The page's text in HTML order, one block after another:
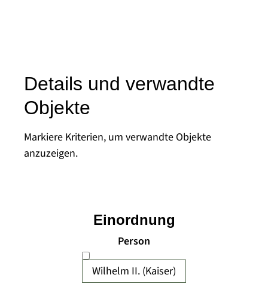
Details und verwandte
Objekte
Markiere Kriterien, um verwandte Objekte
anzuzeigen.
Person
Wilhelm II. (Kaiser)
Einordnung